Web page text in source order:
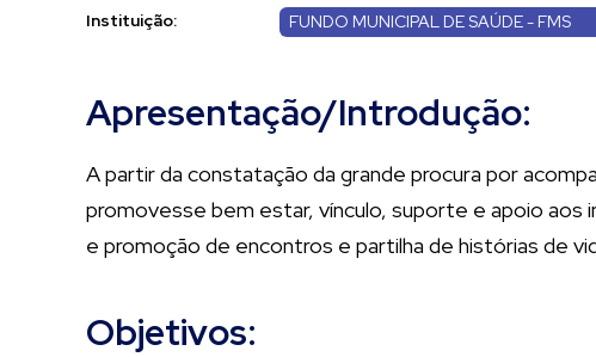
Instituição:
FUNDO MUNICIPAL DE SAÚDE - FMS
Apresentação/Introdução:
A partir da constatação da grande procura por
promovesse bem estar, vínculo, suporte e apoio aos
e promoção de encontros e partilha de histórias de
Objetivos: